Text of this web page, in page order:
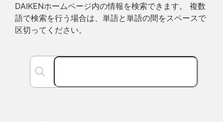
DAIKENホームページ内の情報を検索できます。 複数
語で検索を行う場合は、単語と単語の間をスペースで
区切ってください。